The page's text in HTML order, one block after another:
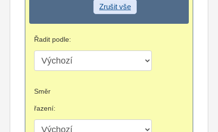
Zrušit vše
Řadit podle:
Směr
řazení: